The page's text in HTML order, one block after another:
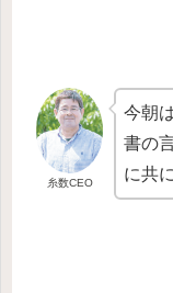
糸数CEO
今朝
書の
に共